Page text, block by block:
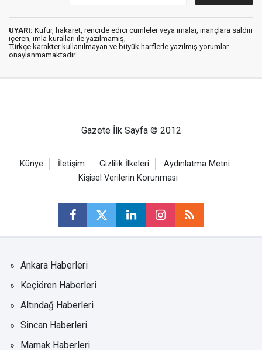
UYARI: Küfür, hakaret, rencide edici cümleler veya imalar, inançlara saldırı
içeren, imla kuralları ile yazılmamış,
Türkçe karakter kullanılmayan ve büyük harflerle yazılmış yorumlar
onaylanmamaktadır.
Gazete İlk Sayfa © 2012
Künye İletişim Gizlilik İlkeleri
Aydınlatma Metni
Kişisel Verilerin Korunması
Ankara Haberleri
Keçiören Haberleri
Altındağ Haberleri
Sincan Haberleri
Mamak Haberleri